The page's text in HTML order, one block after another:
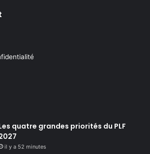
quatre grandes priorités du PLF
il y a 52 minutes